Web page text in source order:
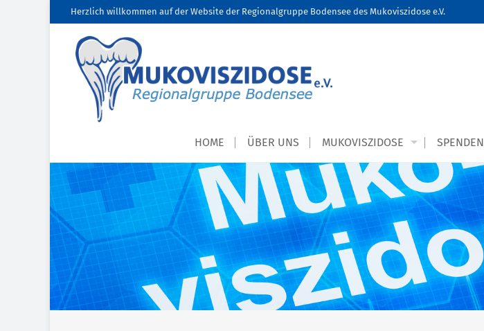
Herzlich willkommen auf der Website der Regionalgruppe Bodensee des Mukoviszidose e.V.
HOME ÜBER UNS MUKOVISZIDOSE SPENDEN